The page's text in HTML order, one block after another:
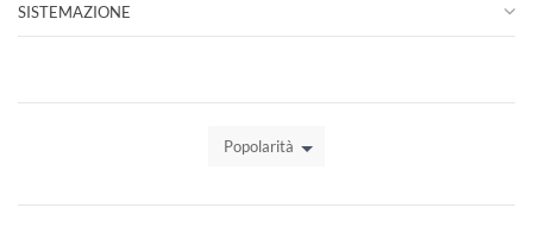
Popolarità
SISTEMAZIONE